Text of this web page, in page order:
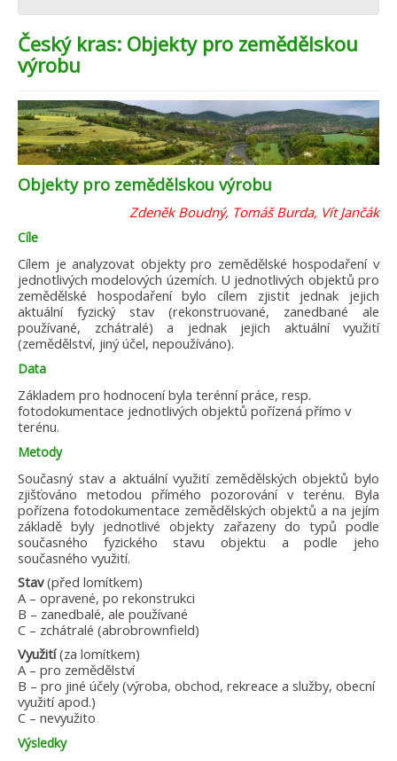
Český kras: Objekty pro zemědělskou
výrobu
Objekty pro zemědělskou výrobu
Zdeněk Boudný, Tomáš Burda, Vít Jančák
Cíle
Cílem je analyzovat objekty pro zemědělské hospodaření v
jednotlivých modelových územích. U jednotlivých objektů pro
zemědělské hospodaření bylo cílem zjistit jednak jejich
aktuální fyzický stav (rekonstruované, zanedbané ale
používané, zchátralé) a jednak jejich aktuální využití
(zemědělství, jiný účel, nepoužíváno).
Data
Základem pro hodnocení byla terénní práce, resp.
fotodokumentace jednotlivých objektů pořízená přímo v
terénu.
Metody
Současný stav a aktuální využití zemědělských objektů bylo
zjišťováno metodou přímého pozorování v terénu. Byla
pořízena fotodokumentace zemědělských objektů a na jejím
základě byly jednotlivé objekty zařazeny do typů podle
současného fyzického stavu objektu a podle jeho
současného využití.
Stav(před lomítkem)
A – opravené, po rekonstrukci
B – zanedbalé, ale používané
C – zchátralé (abrobrownfield)
Využití(za lomítkem)
A – pro zemědělství
B – pro jiné účely (výroba, obchod, rekreace a služby, obecní
využití apod.)
C – nevyužito
Výsledky